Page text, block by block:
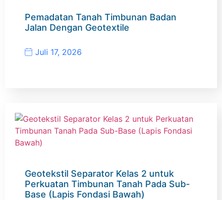
Pemadatan Tanah Timbunan Badan
Jalan Dengan Geotextile
Juli 17, 2026
Geotekstil Separator Kelas 2 untuk
Perkuatan Timbunan Tanah Pada Sub-
Base (Lapis Fondasi Bawah)